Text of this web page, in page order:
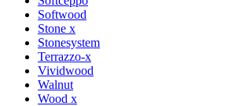
Softwood
Stone x
Stonesystem
Terrazzo-x
Vividwood
Walnut
Wood x